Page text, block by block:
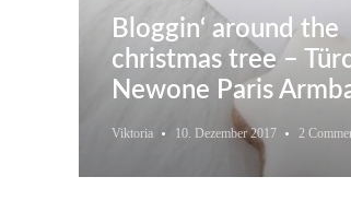
Bloggin‘ around the
christmas tree –
Newone Paris
Viktoria 10. Dezember 2017 2